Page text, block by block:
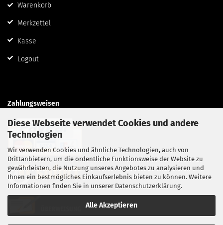
Diese Webseite verwendet Cookies und andere
Technologien
Wir verwenden Cookies und ähnliche Technologien, auch von
Drittanbietern, um die ordentliche Funktionsweise der Website zu
gewährleisten, die Nutzung unseres Angebotes zu analysieren und
Ihnen ein bestmögliches Einkaufserlebnis bieten zu können. Weitere
Informationen finden Sie in unserer Datenschutzerklärung.
Alle Akzeptieren
Warenkorb
Merkzettel
Kasse
Logout
Zahlungsweisen